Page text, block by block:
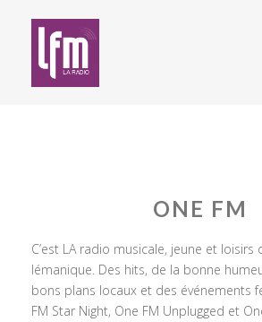
ONE FM
C’est LA radio musicale, jeune et loisirs
lémanique. Des hits, de la bonne
bons plans locaux et des événements
FM Star Night, One FM Unplugged et